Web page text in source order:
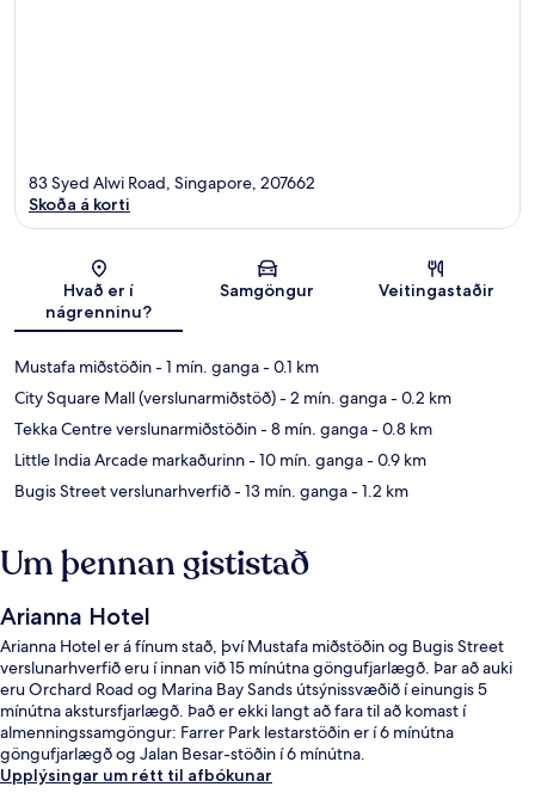
Kort
83 Syed Alwi Road, Singapore, 207662
Skoða á korti
Hvað er í
nágrenninu?
Samgöngur Veitingastaðir
Mustafa miðstöðin- 1 mín. ganga- 0.1 km
City Square Mall (verslunarmiðstöð)- 2 mín. ganga- 0.2 km
Tekka Centre verslunarmiðstöðin- 8 mín. ganga- 0.8 km
Little India Arcade markaðurinn- 10 mín. ganga- 0.9 km
Bugis Street verslunarhverfið- 13 mín. ganga- 1.2 km
Um þennan gististað
Arianna Hotel
Arianna Hotel er á fínum stað, því Mustafa miðstöðin og Bugis Street
verslunarhverfið eru í innan við 15 mínútna göngufjarlægð. Þar að auki
eru Orchard Road og Marina Bay Sands útsýnissvæðið í einungis 5
mínútna akstursfjarlægð. Það er ekki langt að fara til að komast í
almenningssamgöngur: Farrer Park lestarstöðin er í 6 mínútna
göngufjarlægð og Jalan Besar-stöðin í 6 mínútna.
Upplýsingar um rétt til afbókunar